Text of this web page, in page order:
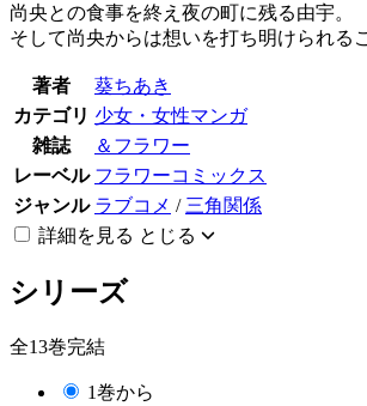
尚央との食事を終え夜の町に残る由宇。
そして尚央からは想いを打ち明けられる
著者
葵ちあき
カテゴリ 少女・女性マンガ
雑誌
＆フラワー
レーベル フラワーコミックス
ジャンル ラブコメ / 三角関係
詳細を見る とじる
シリーズ
全13巻完結
1巻から